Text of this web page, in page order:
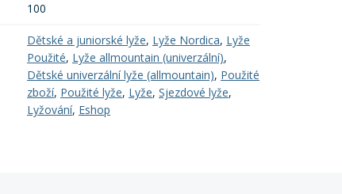
100
Dětské a juniorské lyže, Lyže Nordica, Lyže
Použité, Lyže allmountain (univerzální),
Dětské univerzální lyže (allmountain), Použité
zboží, Použité lyže, Lyže, Sjezdové lyže,
Lyžování, Eshop